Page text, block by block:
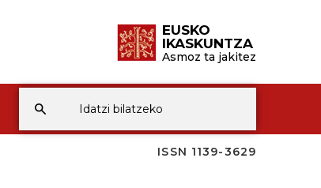
EUSKO
IKASKUNTZA
Asmoz ta jakitez
ISSN 1139-3629